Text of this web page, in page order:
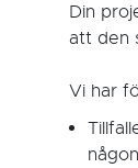
Din
att den
Vi har